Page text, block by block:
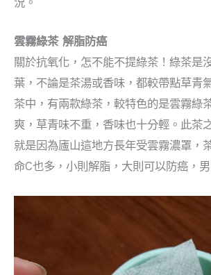
雲霧綠茶 解脂防癌
關於抗氧化，怎不能不提綠茶！綠茶是
葉，不論是茶湯或香味，都較帶點草青
茶中，有兩款綠茶，較特色的是雲霧綠
爽，草青味不重，香味也十分輕。此茶
就是因為廬山這地方長年受雲霧濃罩，
命C也多，小則解脂，大則可以防癌，男